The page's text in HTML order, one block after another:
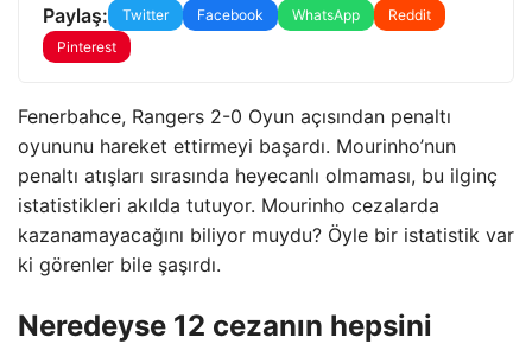
Paylaş: Twitter Facebook WhatsApp
Reddit
Pinterest
Fenerbahce, Rangers 2-0 Oyun açısından penaltı
oyununu hareket ettirmeyi başardı. Mourinho’nun
penaltı atışları sırasında heyecanlı olmaması, bu ilginç
istatistikleri akılda tutuyor. Mourinho cezalarda
kazanamayacağını biliyor muydu? Öyle bir istatistik var
ki görenler bile şaşırdı.
Neredeyse 12 cezanın hepsini